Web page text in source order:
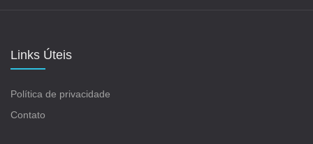
Links Úteis
Política de privacidade
Contato